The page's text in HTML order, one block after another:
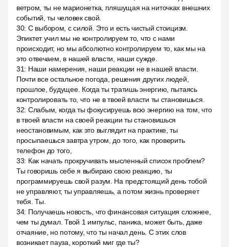
ветром, ты не марионетка, пляшущая на ниточках внешних
событий, ты человек свой.
30: С выбором, с силой. Это и есть чистый стоицизм.
Эпиктет учил мы не контролируем то, что с нами
происходит, но мы абсолютно контролируем то, как мы на
это отвечаем, в нашей власти, наши сужде.
31: Наши намерения, наши реакции не в нашей власти.
Почти все остальное погода, решения других людей,
прошлое, будущее. Когда ты тратишь энергию, пытаясь
контролировать то, что не в твоей власти ты становишься.
32: Слабым, когда ты фокусируешь всю энергию на том, что
в твоей власти на своей реакции ты становишься
неостановимым, как это выглядит на практике, ты
просыпаешься завтра утром, до того, как проверить
телефон до того,
33: Как начать прокручивать мысленный список проблем?
Ты говоришь себе я выбираю свою реакцию, ты
программируешь свой разум. На предстоящий день тобой
не управляют, ты управляешь, а потом жизнь проверяет
тебя. Ты.
34: Получаешь новость, что финансовая ситуация сложнее,
чем ты думал. Твой 1 импульс, паника, может быть, даже
отчаяние, но потому, что ты начал день. С этих слов
возникает пауза, короткий миг где ты?